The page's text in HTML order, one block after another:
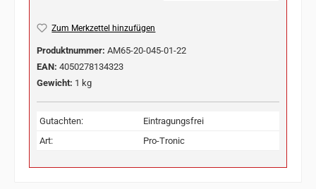
Zum Merkzettel hinzufügen
Produktnummer: AM65-20-045-01-22
EAN: 4050278134323
Gewicht: 1 kg
Gutachten:
Eintragungsfrei
Art:
Pro-Tronic